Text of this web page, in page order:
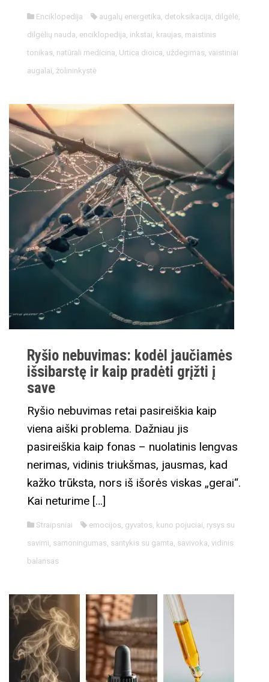
Enciklopedija augalų energetika, detoksikacija, dilgėlė,
dilgėlių nauda, enciklopedija, inkstai, kraujas, maistinis
tonikas, natūrali medicina, Urtica dioica, uždegimas, vaistiniai
augalai, žolininkystė
Ryšio nebuvimas: kodėl jaučiamės
išsibarstę ir kaip pradėti grįžti į
save
Ryšio nebuvimas retai pasireiškia kaip
viena aiški problema. Dažniau jis
pasireiškia kaip fonas – nuolatinis lengvas
nerimas, vidinis triukšmas, jausmas, kad
kažko trūksta, nors iš išorės viskas „gerai“.
Kai neturime […]
Straipsniai emocijos, gyvatos, kuno pojuciai, rysys su
savimi, samoningumas, santykis su gamta, savivoka, vidinis
balansas